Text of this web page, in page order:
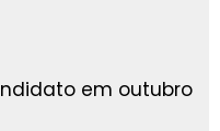
em outubro